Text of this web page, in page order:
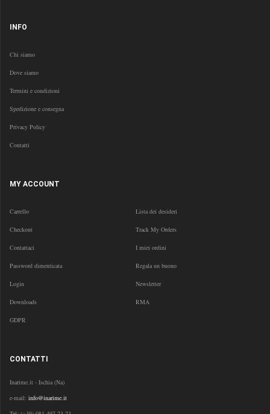
INFO
Chi siamo
Dove siamo
Termini e condizioni
Spedizione e consegna
Privacy Policy
Contatti
MY ACCOUNT
Carrello Lista dei desideri
Checkout Track My Orders
Contattaci I miei ordini
Password dimenticata Regala un buono
Login Newsletter
Downloads RMA
GDPR
CONTATTI
Inarime.it - Ischia (Na)
e-mail: info@inarime.it